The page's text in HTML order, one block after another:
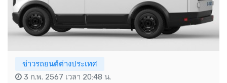
ข่าวรถยนต์ต่างประเทศ
3 ก.พ. 2567 เวลา 20:48 น.